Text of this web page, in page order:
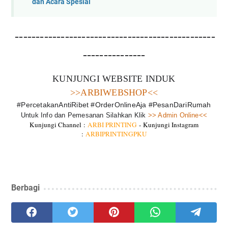
dan Acara Spesial
------------------------------------------------
---------------
KUNJUNGI WEBSITE INDUK
>>ARBIWEBSHOP<<
#PercetakanAntiRibet #OrderOnlineAja #PesanDariRumah
Untuk Info dan Pemesanan Silahkan Klik >> Admin Online<<
Kunjungi Channel : ARBI PRINTING - Kunjungi Instagram
: ARBIPRINTINGPKU
Berbagi